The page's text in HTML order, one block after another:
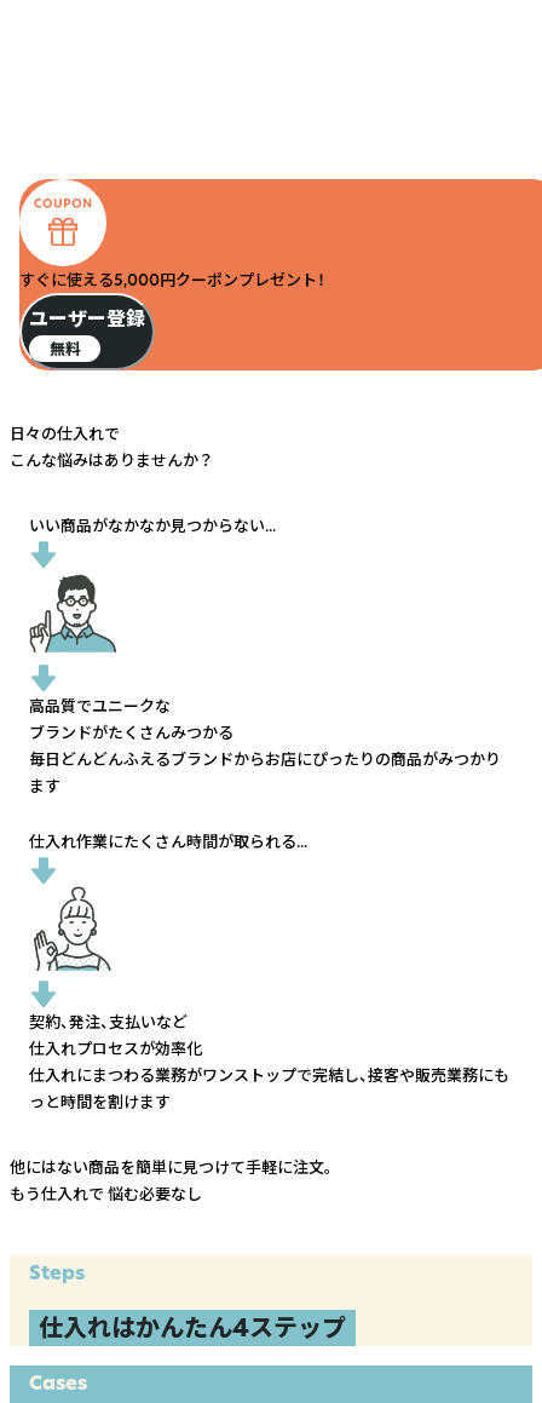
すぐに使える5,000円クーポンプレゼント！
ユーザー登録
無料
日々の仕入れで
こんな悩みはありませんか？
いい商品がなかなか見つからない...
高品質でユニークな
ブランドがたくさんみつかる
毎日どんどんふえるブランドからお店にぴったりの商品がみつかり
ます
仕入れ作業にたくさん時間が取られる...
契約、発注、支払いなど
仕入れプロセスが効率化
仕入れにまつわる業務がワンストップで完結し、接客や販売業務にも
っと時間を割けます
他にはない商品を簡単に見つけて手軽に注文。
もう仕入れで 悩む必要なし
Steps
仕入れはかんたん4ステップ
Cases